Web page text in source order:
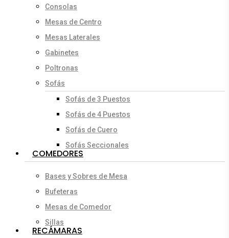
Consolas
Mesas de Centro
Mesas Laterales
Gabinetes
Poltronas
Sofás
Sofás de 3 Puestos
Sofás de 4 Puestos
Sofás de Cuero
Sofás Seccionales
COMEDORES
Bases y Sobres de Mesa
Bufeteras
Mesas de Comedor
Sillas
RECÁMARAS